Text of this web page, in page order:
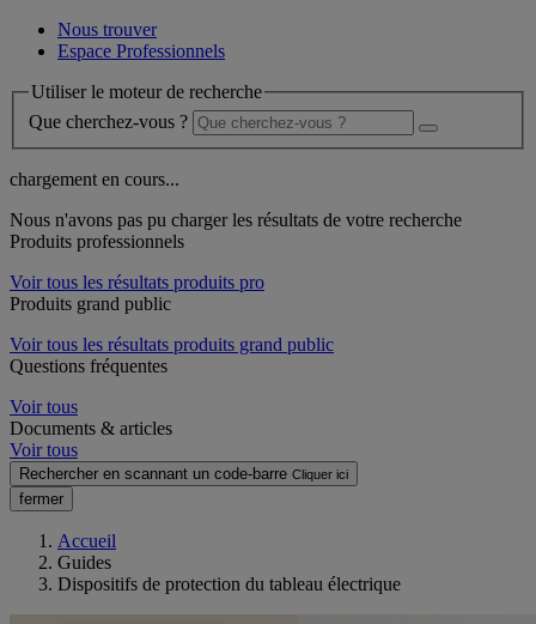
Nous trouver
Espace Professionnels
Utiliser le moteur de recherche
Que cherchez-vous ?
chargement en cours...
Nous n'avons pas pu charger les résultats de votre recherche
Produits professionnels
Voir tous les résultats produits pro
Produits grand public
Voir tous les résultats produits grand public
Questions fréquentes
Voir tous
Documents & articles
Voir tous
Rechercher en scannant un code-barre Cliquer ici
fermer
Accueil
Guides
Dispositifs de protection du tableau électrique